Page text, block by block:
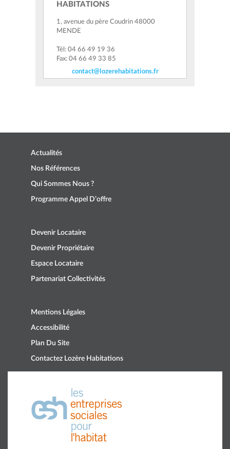
HABITATIONS
1, avenue du père Coudrin 48000
MENDE
Tél: 04 66 49 19 36
Fax: 04 66 49 33 85
contact@lozerehabitations.fr
Actualités
Nos Références
Qui Sommes Nous ?
Programme Appel D’offre
Devenir Locataire
Devenir Propriétaire
Espace Locataire
Partenariat Collectivités
Mentions Légales
Accessibilité
Plan Du Site
Contactez Lozère Habitations